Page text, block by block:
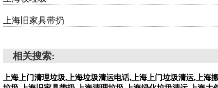
上海旧家具带扔
相关搜索:
上海上门清理垃圾,上海垃圾清运电话,上海上门垃圾清运,上海